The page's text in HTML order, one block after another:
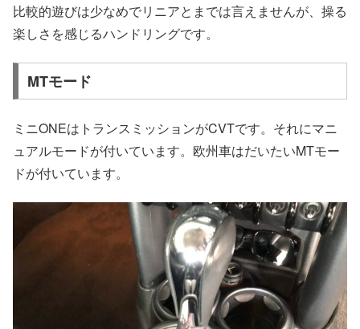
比較的遊びは少なめでリニアとまでは言えませんが、操る
楽しさを感じるハンドリングです。
MTモード
ミニONEはトランスミッションがCVTです。それにマニ
ュアルモードが付いています。欧州車はだいたいMTモー
ドが付いています。